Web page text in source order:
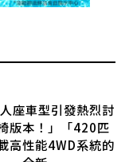
座車型引發熱烈討
版本！」「420匹
高性能4WD系統的